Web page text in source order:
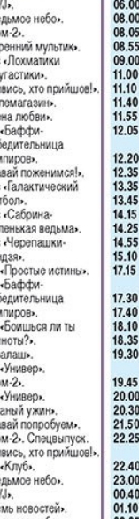
65
71
77
83
газета